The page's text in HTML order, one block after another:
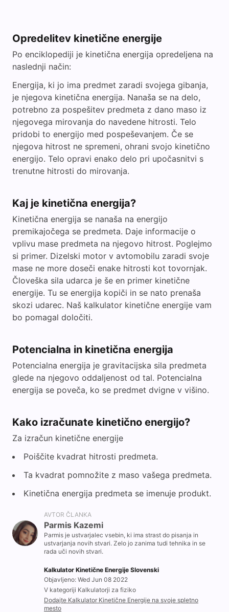
Opredelitev kinetične energije
Po enciklopediji je kinetična energija opredeljena na
naslednji način:
Energija, ki jo ima predmet zaradi svojega gibanja,
je njegova kinetična energija. Nanaša se na delo,
potrebno za pospešitev predmeta z dano maso iz
njegovega mirovanja do navedene hitrosti. Telo
pridobi to energijo med pospeševanjem. Če se
njegova hitrost ne spremeni, ohrani svojo kinetično
energijo. Telo opravi enako delo pri upočasnitvi s
trenutne hitrosti do mirovanja.
Kaj je kinetična energija?
Kinetična energija se nanaša na energijo
premikajočega se predmeta. Daje informacije o
vplivu mase predmeta na njegovo hitrost. Poglejmo
si primer. Dizelski motor v avtomobilu zaradi svoje
mase ne more doseči enake hitrosti kot tovornjak.
Človeška sila udarca je še en primer kinetične
energije. Tu se energija kopiči in se nato prenaša
skozi udarec. Naš kalkulator kinetične energije vam
bo pomagal določiti.
Potencialna in kinetična energija
Potencialna energija je gravitacijska sila predmeta
glede na njegovo oddaljenost od tal. Potencialna
energija se poveča, ko se predmet dvigne v višino.
Kako izračunate kinetično energijo?
Za izračun kinetične energije
Poiščite kvadrat hitrosti predmeta.
Ta kvadrat pomnožite z maso vašega predmeta.
Kinetična energija predmeta se imenuje produkt.
AVTOR ČLANKA
Parmis Kazemi
Parmis je ustvarjalec vsebin, ki ima strast do pisanja in
ustvarjanja novih stvari. Zelo jo zanima tudi tehnika in se
rada uči novih stvari.
Kalkulator Kinetične Energije Slovenski
Objavljeno: Wed Jun 08 2022
V kategoriji Kalkulatorji za fiziko
Dodajte Kalkulator Kinetične Energije na svoje spletno
mesto